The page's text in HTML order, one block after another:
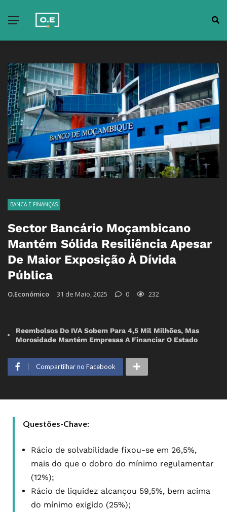
BANCA E FINANÇAS
Sector Bancário Moçambicano
Mantém Sólida Resiliência Apesar
De Maior Exposição À Dívida
Pública
O.Económico 31 de Maio, 2025 0 232
Reembolsos Do IVA Sobem Para 4,5 Mil Milhões, Mas
Morosidade Mantém Empresas A Financiar O Estado
Compartilhar no Facebook
Questões-Chave:
Rácio de solvabilidade fixou-se em 26,5%,
mais do que o dobro do mínimo regulamentar
(12%);
Rácio de liquidez alcançou 59,5%, bem acima
do mínimo exigido (25%);